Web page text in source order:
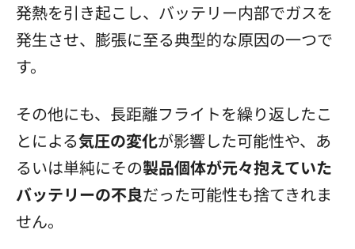
発熱を引き起こし、バッテリー内部でガスを
発生させ、膨張に至る典型的な原因の一つで
す。
その他にも、長距離フライトを繰り返したこ
とによる気圧の変化が影響した可能性や、あ
るいは単純にその製品個体が元々抱えていた
バッテリーの不良だった可能性も捨てきれま
せん。